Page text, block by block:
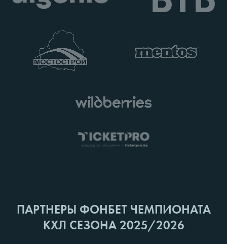
ПАРТНЕРЫ ФОНБЕТ ЧЕМПИОНАТА
КХЛ СЕЗОНА 2025/2026